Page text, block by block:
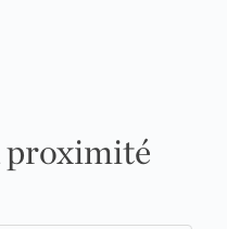
proximité